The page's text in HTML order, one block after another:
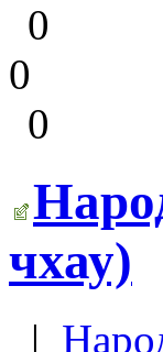
0
0
0
чхау)
|